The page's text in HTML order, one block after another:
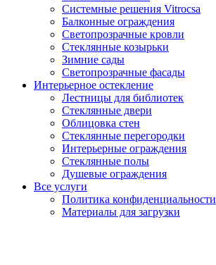
Системные решения Vitrocsa
Балконные ограждения
Светопрозрачные кровли
Стеклянные козырьки
Зимние сады
Светопрозрачные фасады
Интерьерное остекление
Лестницы для библиотек
Стеклянные двери
Облицовка стен
Стеклянные перегородки
Интерьерные ограждения
Стеклянные полы
Душевые ограждения
Все услуги
Политика конфиденциальности
Материалы для загрузки